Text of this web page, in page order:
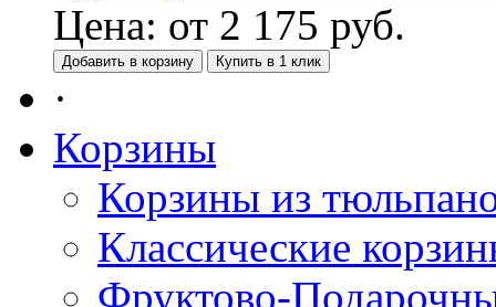
Цена: от 2 175 руб.
Добавить в корзину Купить в 1 клик
·
Корзины
Корзины из
Классические
Фруктово-